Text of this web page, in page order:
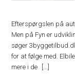
Efterspørgslen på
Men på Fyn er
søger
for at følge med.
mere i de